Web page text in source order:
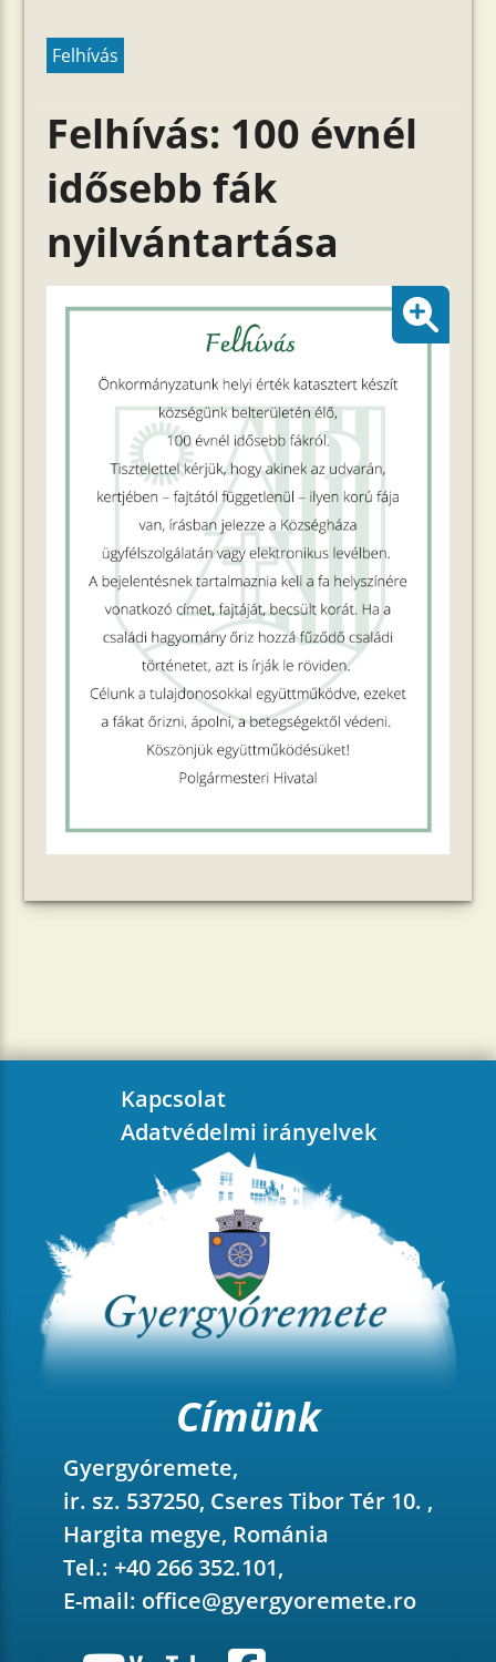
Felhívás
Felhívás: 100 évnél
idősebb fák
nyilvántartása
Kapcsolat
Adatvédelmi irányelvek
Címünk
Gyergyóremete,
ir. sz. 537250, Cseres Tibor Tér 10. ,
Hargita megye, Románia
Tel.: +40 266 352.101,
E-mail: office@gyergyoremete.ro